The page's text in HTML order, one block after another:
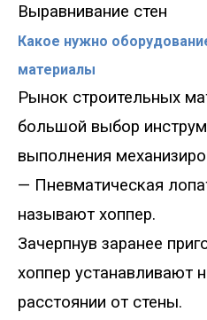
Выравнивание стен
Какое нужно
материалы
Рынок строительных
большой выбор
выполнения
— Пневматическая
называют хоппер.
Зачерпнув заранее
хоппер устанавливают
расстоянии от стены.